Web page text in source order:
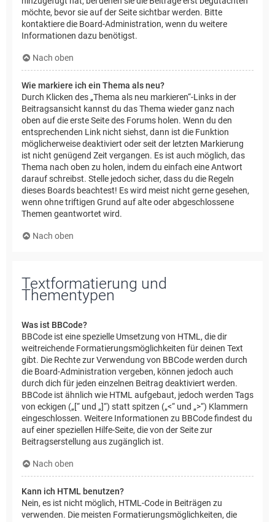
möchte, bevor sie auf der Seite sichtbar werden. Bitte
kontaktiere die Board-Administration, wenn du weitere
Informationen dazu benötigst.
Nach oben
Wie markiere ich ein Thema als neu?
Durch Klicken des „Thema als neu markieren“-Links in der
Beitragsansicht kannst du das Thema wieder ganz nach
oben auf die erste Seite des Forums holen. Wenn du den
entsprechenden Link nicht siehst, dann ist die Funktion
möglicherweise deaktiviert oder seit der letzten Markierung
ist nicht genügend Zeit vergangen. Es ist auch möglich, das
Thema nach oben zu holen, indem du einfach eine Antwort
darauf schreibst. Stelle jedoch sicher, dass du die Regeln
dieses Boards beachtest! Es wird meist nicht gerne gesehen,
wenn ohne triftigen Grund auf alte oder abgeschlossene
Themen geantwortet wird.
Nach oben
Textformatierung und
Thementypen
Was ist BBCode?
BBCode ist eine spezielle Umsetzung von HTML, die dir
weitreichende Formatierungsmöglichkeiten für deinen Text
gibt. Die Rechte zur Verwendung von BBCode werden durch
die Board-Administration vergeben, können jedoch auch
durch dich für jeden einzelnen Beitrag deaktiviert werden.
BBCode ist ähnlich wie HTML aufgebaut, jedoch werden Tags
von eckigen („[“ und „]“) statt spitzen („<“ und „>“) Klammern
eingeschlossen. Weitere Informationen zu BBCode findest du
auf einer speziellen Hilfe-Seite, die von der Seite zur
Beitragserstellung aus zugänglich ist.
Nach oben
Kann ich HTML benutzen?
Nein, es ist nicht möglich, HTML-Code in Beiträgen zu
verwenden. Die meisten Formatierungsmöglichkeiten, die